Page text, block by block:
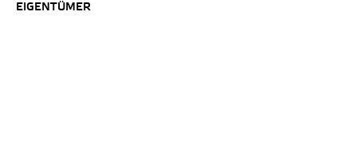
EIGENTÜMER